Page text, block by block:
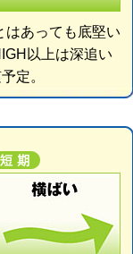
はあっても底堅い
以上は深追い
定。